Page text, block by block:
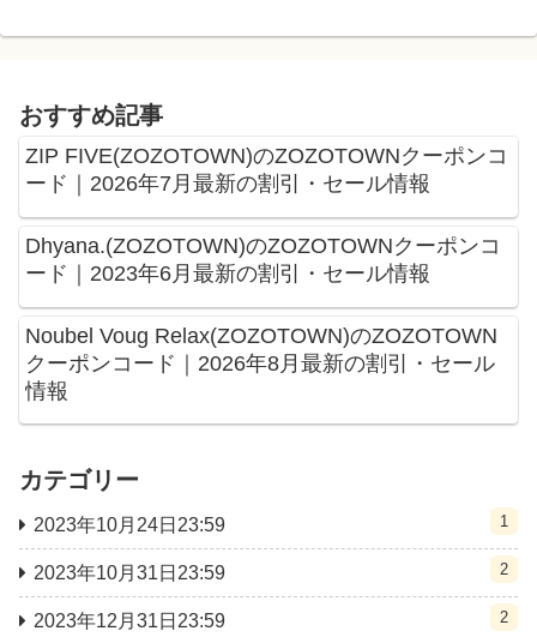
おすすめ記事
ZIP FIVE(ZOZOTOWN)のZOZOTOWNクーポンコ
ード｜2026年7月最新の割引・セール情報
Dhyana.(ZOZOTOWN)のZOZOTOWNクーポンコ
ード｜2023年6月最新の割引・セール情報
Noubel Voug Relax(ZOZOTOWN)のZOZOTOWN
クーポンコード｜2026年8月最新の割引・セール
情報
カテゴリー
2023年10月24日23:59 1
2023年10月31日23:59 2
2023年12月31日23:59 2